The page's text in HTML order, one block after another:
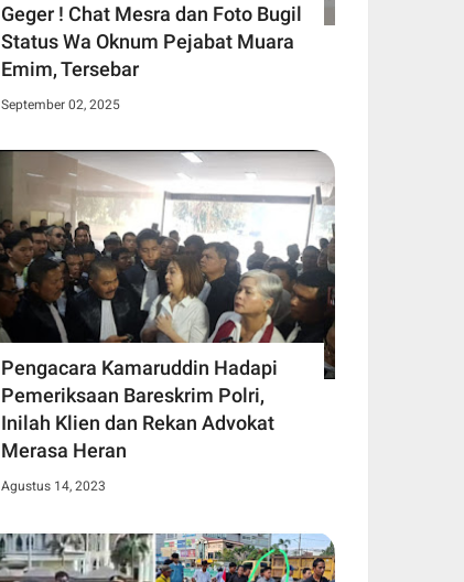
Geger ! Chat Mesra dan Foto Bugil
Status Wa Oknum Pejabat Muara
Emim, Tersebar
September 02, 2025
Pengacara Kamaruddin Hadapi
Pemeriksaan Bareskrim Polri,
Inilah Klien dan Rekan Advokat
Merasa Heran
Agustus 14, 2023